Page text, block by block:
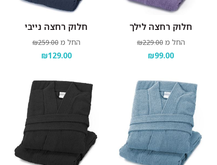
חלוק רחצה לילך
החל מ ₪229.00
₪99.00
חלוק רחצה נייבי
החל מ ₪259.00
₪129.00